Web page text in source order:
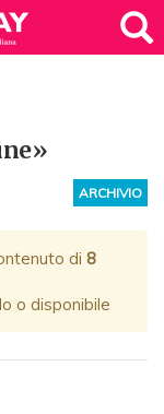
ARCHIVIO
di 8
o disponibile